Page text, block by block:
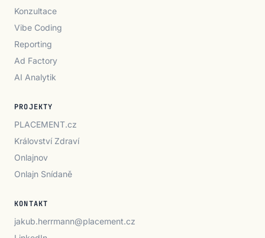
Konzultace
Vibe Coding
Reporting
Ad Factory
AI Analytik
PROJEKTY
PLACEMENT.cz
Království Zdraví
Onlajnov
Onlajn Snídaně
KONTAKT
jakub.herrmann@placement.cz